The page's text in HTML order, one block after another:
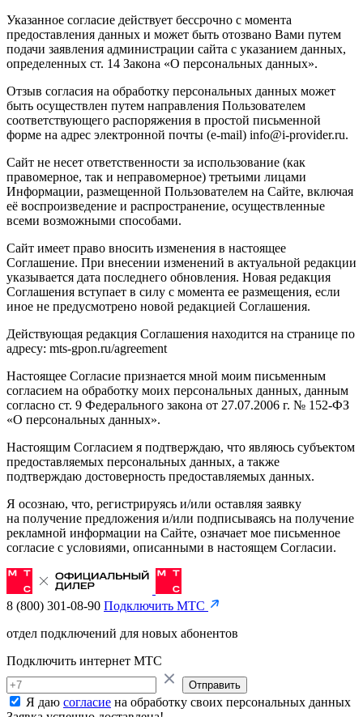
Указанное согласие действует бессрочно с момента
предоставления данных и может быть отозвано Вами путем
подачи заявления администрации сайта с указанием данных,
определенных ст. 14 Закона «О персональных данных».
Отзыв согласия на обработку персональных данных может
быть осуществлен путем направления Пользователем
соответствующего распоряжения в простой письменной
форме на адрес электронной почты (e-mail) info@i-provider.ru.
Сайт не несет ответственности за использование (как
правомерное, так и неправомерное) третьими лицами
Информации, размещенной Пользователем на Сайте, включая
её воспроизведение и распространение, осуществленные
всеми возможными способами.
Сайт имеет право вносить изменения в настоящее
Соглашение. При внесении изменений в актуальной редакции
указывается дата последнего обновления. Новая редакция
Соглашения вступает в силу с момента ее размещения, если
иное не предусмотрено новой редакцией Соглашения.
Действующая редакция Соглашения находится на странице по
адресу: mts-gpon.ru/agreement
Настоящее Согласие признается мной моим письменным
согласием на обработку моих персональных данных, данным
согласно ст. 9 Федерального закона от 27.07.2006 г. № 152-ФЗ
«О персональных данных».
Настоящим Согласием я подтверждаю, что являюсь субъектом
предоставляемых персональных данных, а также
подтверждаю достоверность предоставляемых данных.
Я осознаю, что, регистрируясь и/или оставляя заявку
на получение предложения и/или подписываясь на получение
рекламной информации на Сайте, означает мое письменное
согласие с условиями, описанными в настоящем Согласии.
8 (800) 301-08-90 Подключить МТС
отдел подключений для новых абонентов
Подключить интернет МТС
Отправить
Я даю согласие на обработку своих персональных данных